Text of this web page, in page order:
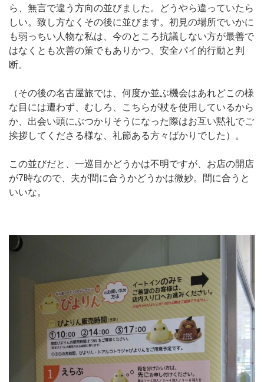
ら、無言で違う方向の並びました。どうやら違っていたら
しい。致し方なくその後に並びます。初見の場所でいかに
も弱っちい人物な私は、今のところ抗議しない方が最善で
はなくとも次善の策でもありかつ、安全パイ的行動と判
断。
（その後の名古屋旅では、何度か並ぶ機会はあれどこの様
な目には遭わず、むしろ、こちらが杖を使用しているから
か、出会い頭にぶつかりそうになった際はお互い黙礼でご
挨拶してくださる様な、礼節ある方々ばかりでした）。
この並びだと、一巡目かどうかは不明ですが、お店の開店
が7時なので、夫が間に合うかどうかは微妙。間に合うと
いいな。